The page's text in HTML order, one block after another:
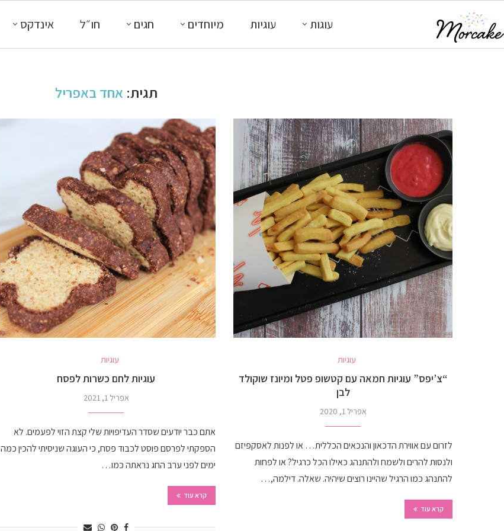
עוגות עוגיות מיוחדים חגים חו״ל אינדקס
תגית: אחד באפריל
עוגיות
“צ’יפס” עוגיות חמאה עם קטשופ פטל ומיונז שוקולד
לבן
אפריל 1, 2020
לזרום עם אווירת הדכאון והנכאים הכללית… או לפנות לאסקפיזם
ולנסות להרים ולשמח ולהתנהג כאילו הכל כרגיל? או לפחות
להתנהג כמו הרגיל שהיינו רוצים שיהיה. שאלה. דילמה,…
קרא עוד
עוגיות
עוגיות לחם כשרות לפסח
אפריל 1, 2021
אתם כבר יודעים שסדר העדיפויות שלי קצת הזוי לפעמים. לא
הספקתי לפרסם פוסט לכבוד פסח, כי העוגה שניסיתי להכין כמה
ימים לפני ערב החג נראתה כמו…
קרא עוד